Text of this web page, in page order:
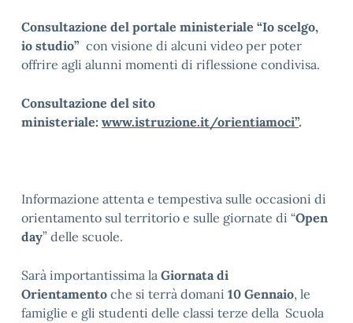
Consultazione del portale ministeriale “Io scelgo,
io studio” con visione di alcuni video per poter
offrire agli alunni momenti di riflessione condivisa.
Consultazione del sito
ministeriale: www.istruzione.it/orientiamoci”.
Informazione attenta e tempestiva sulle occasioni di
orientamento sul territorio e sulle giornate di “Open
day” delle scuole.
Sarà importantissima la Giornata di
Orientamento che si terrà domani 10 Gennaio, le
famiglie e gli studenti delle classi terze della Scuola